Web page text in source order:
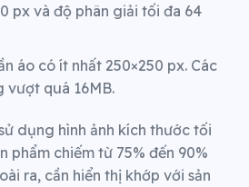
px và độ phân giải tối đa 64
áo có ít nhất 250×250 px. Các
vượt quá 16MB.
dụng hình ảnh kích thước tối
phẩm chiếm từ 75% đến 90%
ra, cần hiển thị khớp với sản